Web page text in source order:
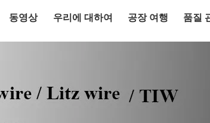
동영상 우리에 대하여 공장 여행 품질